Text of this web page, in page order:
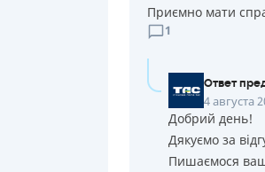
Приємно мати
1
Ответ
4 августа
Добрий день!
Дякуємо за
Пишаємося